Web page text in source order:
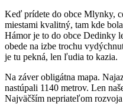
Keď prídete do obce Mlynky,
miestami kvalitný, tam kde
Hámor je to do obce Dedinky
obede na izbe trochu
je tu pekná, len ľudia to kazia.
Na záver obligátna mapa.
nastúpali 1140 metrov. Len
Najväčším nepriateľom